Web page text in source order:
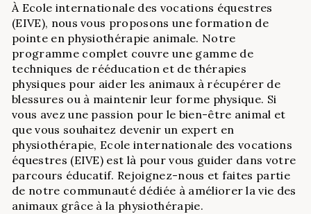
À Ecole internationale des vocations équestres
(EIVE), nous vous proposons une formation de
pointe en physiothérapie animale. Notre
programme complet couvre une gamme de
techniques de rééducation et de thérapies
physiques pour aider les animaux à récupérer de
blessures ou à maintenir leur forme physique. Si
vous avez une passion pour le bien-être animal et
que vous souhaitez devenir un expert en
physiothérapie, Ecole internationale des vocations
équestres (EIVE) est là pour vous guider dans votre
parcours éducatif. Rejoignez-nous et faites partie
de notre communauté dédiée à améliorer la vie des
animaux grâce à la physiothérapie.